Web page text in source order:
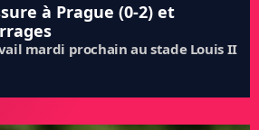
à Prague (0-2) et
mardi prochain au stade Louis II